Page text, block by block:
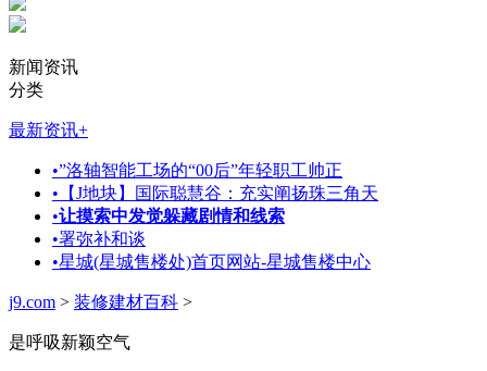
新闻资讯
分类
最新资讯+
•”洛轴智能工场的“00后”年轻职工帅正
• 【J地块】国际聪慧谷：充实阐扬珠三角天
•让摸索中发觉躲藏剧情和线索
•署弥补和谈
•星城(星城售楼处)首页网站-星城售楼中心
j9.com > 装修建材百科 >
是呼吸新颖空气